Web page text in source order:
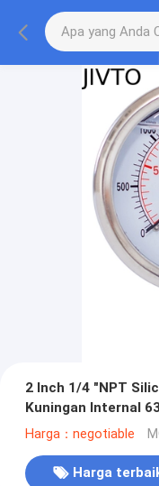
2 Inch 1/4 "NPT
Kuningan Internal
Harga：negotiable
Harga